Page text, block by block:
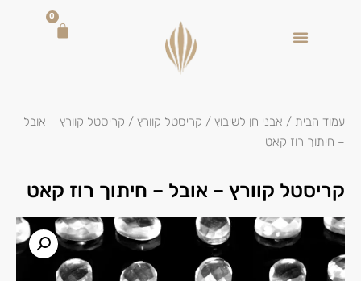
0
עמוד הבית / אבני חן לשיבוץ / קריסטל קוורץ / קריסטל קוורץ – אובל
– חיתוך רוז קאט
קריסטל קוורץ – אובל – חיתוך רוז קאט